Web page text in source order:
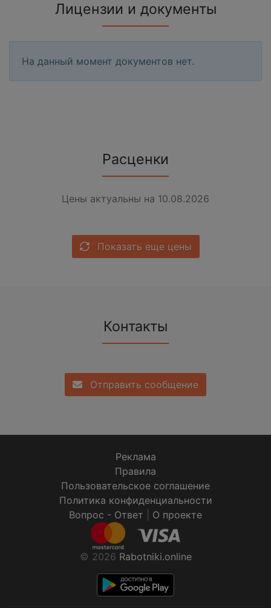
Лицензии и документы
На данный момент документов нет.
Расценки
Цены актуальны на 10.08.2026
Показать еще цены
Контакты
Отправить сообщение
Реклама
Правила
Пользовательское соглашение
Политика конфиденциальности
Вопрос - Ответ
О проекте
© 2026 Rabotniki.online